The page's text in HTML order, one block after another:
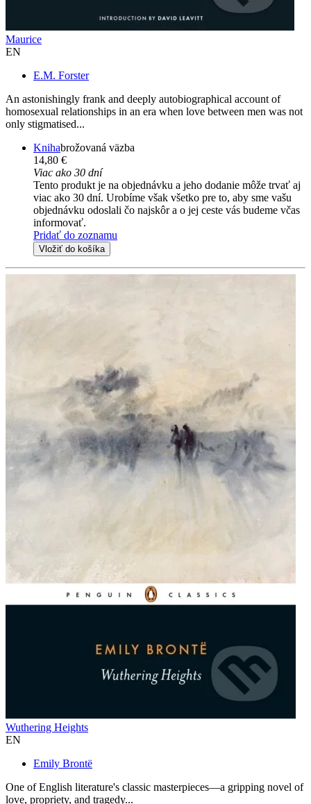
Maurice
EN
E.M. Forster
An astonishingly frank and deeply autobiographical account of
homosexual relationships in an era when love between men was not
only stigmatised...
Knihabrožovaná väzba
14,80 €
Viac ako 30 dní
Tento produkt je na objednávku a jeho dodanie môže trvať aj
viac ako 30 dní. Urobíme však všetko pre to, aby sme vašu
objednávku odoslali čo najskôr a o jej ceste vás budeme včas
informovať.
Pridať do zoznamu
Vložiť do košíka
Wuthering Heights
EN
Emily Brontë
One of English literature's classic masterpieces—a gripping novel of
love, propriety, and tragedy...